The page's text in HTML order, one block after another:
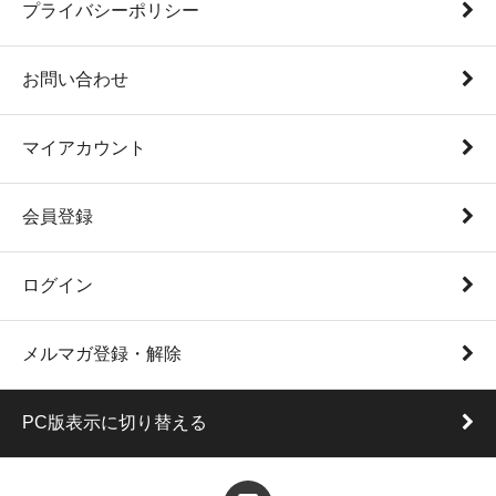
プライバシーポリシー
お問い合わせ
マイアカウント
会員登録
ログイン
メルマガ登録・解除
PC版表示に切り替える